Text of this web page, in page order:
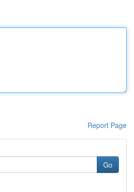
Report Page
Go